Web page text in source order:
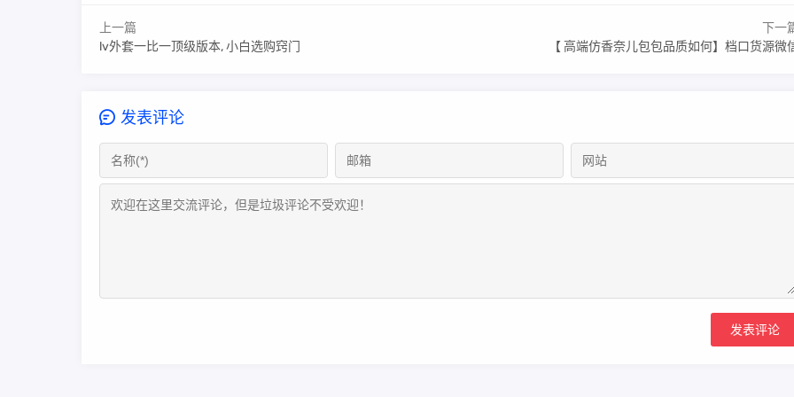
上一篇
lv外套一比一顶级版本, 小白选购窍门
下一
【 高端仿香奈儿包包品质如何】档口货源微
发表评论